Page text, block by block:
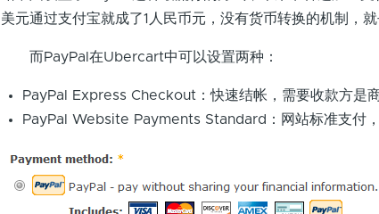
美元通过支付宝就成了1人民币元，没有货币转换的机制，就
而PayPal在Ubercart中可以设置两种：
PayPal Express Checkout：快速结帐，需要收款方是
PayPal Website Payments Standard：网站标准支付